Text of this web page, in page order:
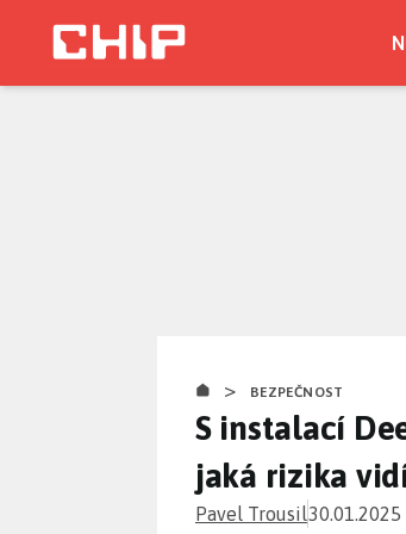
> BEZPEČNOST
S instalací
jaká rizika
Pavel Trousil30.01.2025